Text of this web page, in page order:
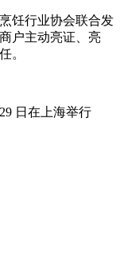
饪行业协会联合发
户主动亮证、亮
。